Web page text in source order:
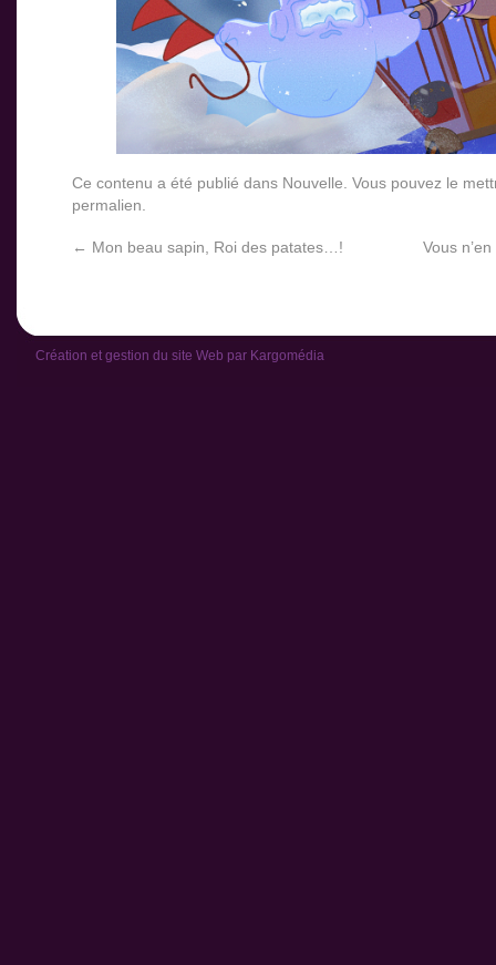
Ce contenu a été publié dans Nouvelle . Vous pouvez le
permalien
← Mon beau sapin, Roi des patates…! Vous
Création et gestion du site Web par Kargomédia